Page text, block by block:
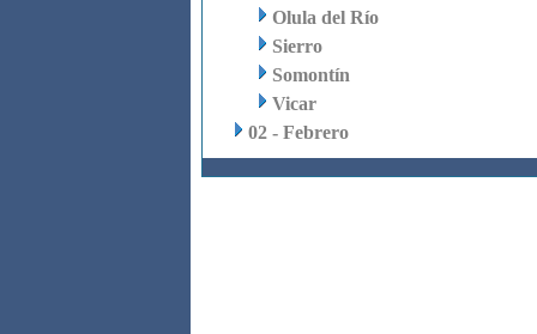
Olula del Río
Sierro
Somontín
Vicar
02 - Febrero